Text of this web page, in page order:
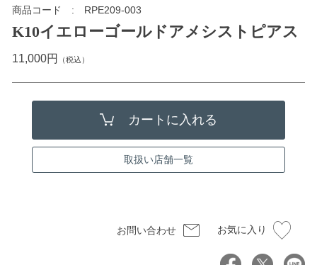
商品コード RPE209-003
K10イエローゴールドアメシストピアス
11,000円 （税込）
取扱い店舗一覧
お問い合わせ お気に入り